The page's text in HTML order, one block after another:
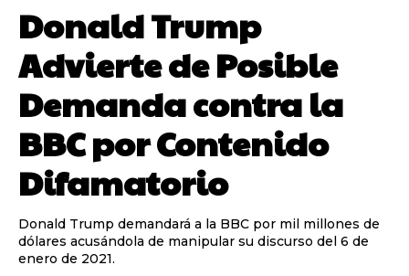
Donald Trump
Advierte de Posible
Demanda contra la
BBC por Contenido
Difamatorio
Donald Trump demandará a la BBC por mil millones de
dólares acusándola de manipular su discurso del 6 de
enero de 2021.